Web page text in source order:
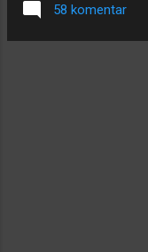
58 komentar